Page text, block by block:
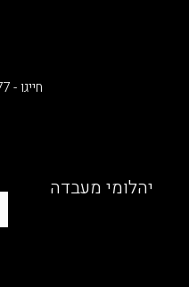
חייגו - 04-8738877
יהלומי מעבדה